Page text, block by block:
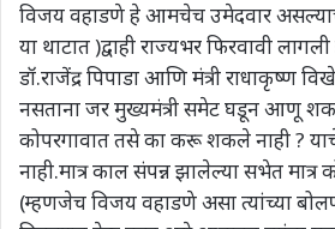
विजय वहाडणे हे आमचेच उमेदवार
या थाटात )द्वाही राज्यभर फिरवावी
डॉ.राजेंद्र पिपाडा आणि मंत्री राधाकृष्ण
नसताना जर मुख्यमंत्री समेट घडून आणू
कोपरगावात तसे का करू शकले नाही ? याचे
नाही.मात्र काल संपन्न झालेल्या सभेत मात्र
(म्हणजेच विजय वहाडणे असा त्यांच्या